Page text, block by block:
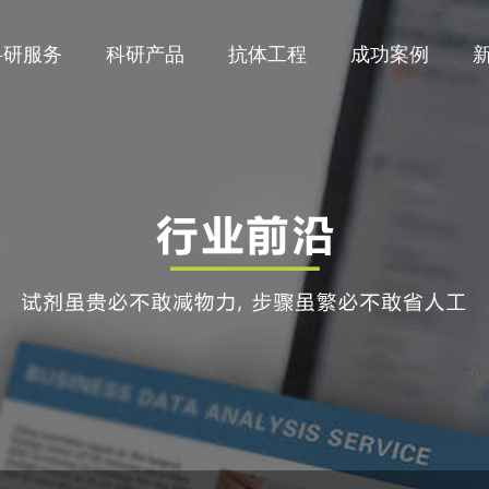
服务 科研产品 抗体工程 成功案例